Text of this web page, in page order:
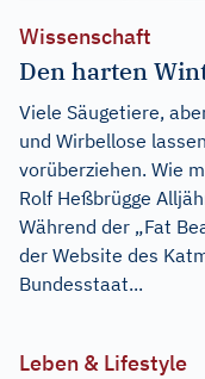
Wissenschaft
Den harten
Viele Säugetiere,
und Wirbellose
vorüberziehen. Wie
Rolf Heßbrügge
Während der „Fat
der Website des
Bundesstaat...
Leben & Lifestyle